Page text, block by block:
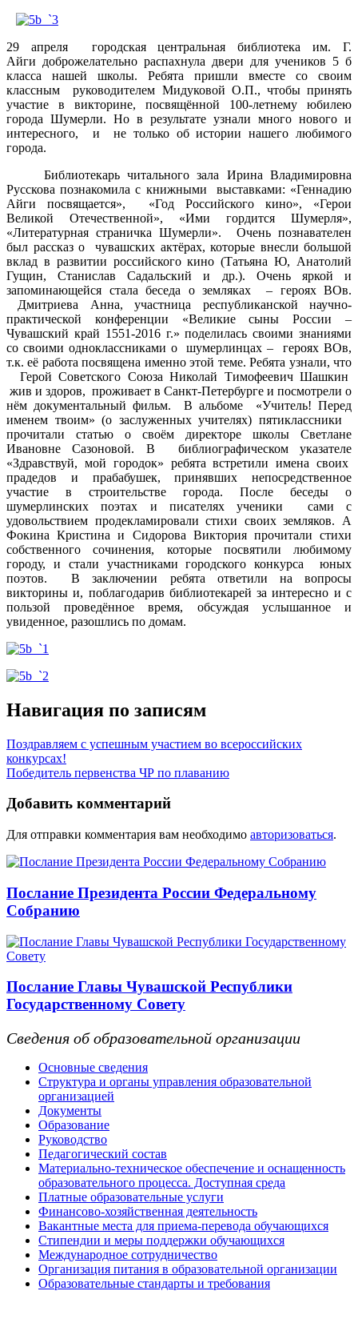
29 апреля городская центральная библиотека им. Г.
Айги доброжелательно распахнула двери для учеников 5 б
класса нашей школы. Ребята пришли вместе со своим
классным руководителем Мидуковой О.П., чтобы принять
участие в викторине, посвящённой 100-летнему юбилею
города Шумерли. Но в результате узнали много нового и
интересного, и не только об истории нашего любимого
города.
Библиотекарь читального зала Ирина Владимировна
Русскова познакомила с книжными выставками: «Геннадию
Айги посвящается», «Год Российского кино», «Герои
Великой Отечественной», «Ими гордится Шумерля»,
«Литературная страничка Шумерли». Очень познавателен
был рассказ о чувашских актёрах, которые внесли большой
вклад в развитии российского кино (Татьяна Ю, Анатолий
Гущин, Станислав Садальский и др.). Очень яркой и
запоминающейся стала беседа о земляках – героях ВОв.
Дмитриева Анна, участница республиканской научно-
практической конференции «Великие сыны России –
Чувашский край 1551-2016 г.» поделилась своими знаниями
со своими одноклассниками о шумерлинцах – героях ВОв,
т.к. её работа посвящена именно этой теме. Ребята узнали, что
Герой Советского Союза Николай Тимофеевич Шашкин
жив и здоров, проживает в Санкт-Петербурге и посмотрели о
нём документальный фильм. В альбоме «Учитель! Перед
именем твоим» (о заслуженных учителях) пятиклассники
прочитали статью о своём директоре школы Светлане
Ивановне Сазоновой. В библиографическом указателе
«Здравствуй, мой городок» ребята встретили имена своих
прадедов и прабабушек, принявших непосредственное
участие в строительстве города. После беседы о
шумерлинских поэтах и писателях ученики сами с
удовольствием продекламировали стихи своих земляков. А
Фокина Кристина и Сидорова Виктория прочитали стихи
собственного сочинения, которые посвятили любимому
городу, и стали участниками городского конкурса юных
поэтов. В заключении ребята ответили на вопросы
викторины и, поблагодарив библиотекарей за интересно и с
пользой проведённое время, обсуждая услышанное и
увиденное, разошлись по домам.
Навигация по записям
Поздравляем с успешным участием во всероссийских
конкурсах!
Победитель первенства ЧР по плаванию
Добавить комментарий
Для отправки комментария вам необходимо авторизоваться.
Послание Президента России Федеральному
Собранию
Послание Главы Чувашской Республики
Государственному Совету
Сведения об образовательной организации
Основные сведения
Структура и органы управления образовательной
организацией
Документы
Образование
Руководство
Педагогический состав
Материально-техническое обеспечение и оснащенность
образовательного процесса. Доступная среда
Платные образовательные услуги
Финансово-хозяйственная деятельность
Вакантные места для приема-перевода обучающихся
Стипендии и меры поддержки обучающихся
Международное сотрудничество
Организация питания в образовательной организации
Образовательные стандарты и требования